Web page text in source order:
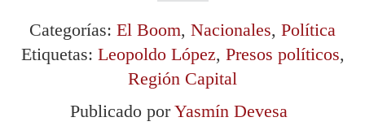
Categorías: El Boom, Nacionales, Política
Etiquetas: Leopoldo López, Presos políticos,
Región Capital
Publicado porYasmín Devesa